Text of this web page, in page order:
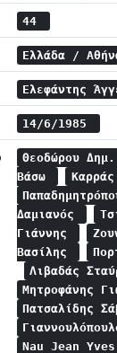
44
Ελλάδα /
Ελεφάντης
14/6/1985
Θεοδώρου Δημ.
Βάσω
Δαμιανός
Γιάννης
Βασίλης
Λιβαδάς
Μητροφάνης
Πατσαλίδης
Nau Jean Yves